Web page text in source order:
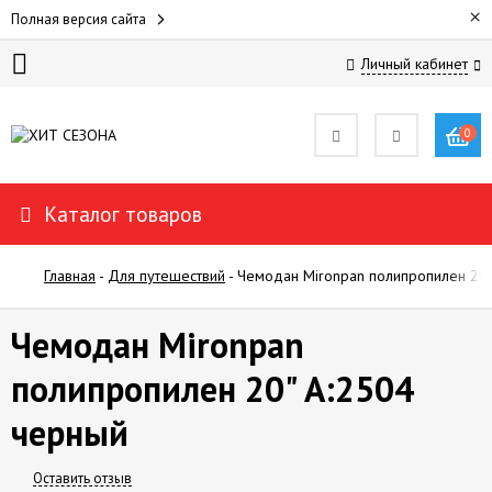
Полная версия сайта ×
Личный кабинет
ЖЕНЩИН
ДЛЯ
МУЖЧИН
ДЛЯ
ПОКУПАТЕЛЯМ
ОТЗЫВЫ
0
Каталог товаров
Главная - Для путешествий - Чемодан Mironpan полипропилен
Чемодан Mironpan
полипропилен 20" А:2504
черный
Оставить отзыв